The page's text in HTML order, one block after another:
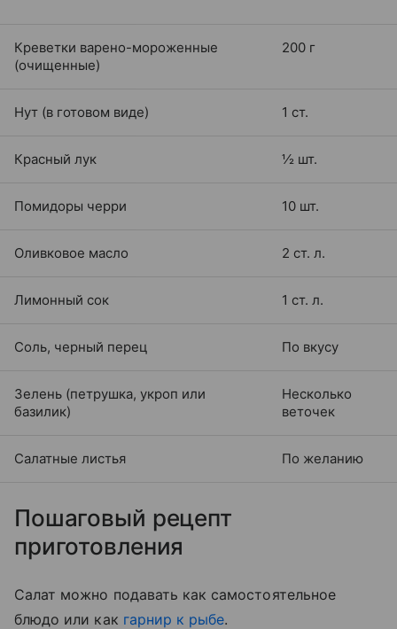
Креветки варено-мороженные
(очищенные)
200 г
Нут (в готовом виде) 1 ст.
Красный лук ½ шт.
Помидоры черри 10 шт.
Оливковое масло 2 ст. л.
Лимонный сок 1 ст. л.
Соль, черный перец По вкусу
Зелень (петрушка, укроп или
базилик)
Несколько
веточек
Салатные листья По желанию
Пошаговый рецепт
приготовления
Салат можно подавать как самостоятельное
блюдо или как гарнир к рыбе.